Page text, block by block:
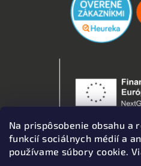
Na prispôsobenie obsahu a
funkcií sociálnych médií a
používame súbory cookie.